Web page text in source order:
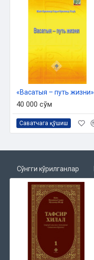
Предметный указатель
Географический указатель
«Васатыя – путь жизни»
40 000 сўм
Саватчага қўшиш
Сўнгги кўрилганлар